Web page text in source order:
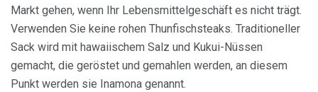
Markt gehen, wenn Ihr Lebensmittelgeschäft es nicht trägt.
Verwenden Sie keine rohen Thunfischsteaks. Traditioneller
Sack wird mit hawaiischem Salz und Kukui-Nüssen
gemacht, die geröstet und gemahlen werden, an diesem
Punkt werden sie Inamona genannt.